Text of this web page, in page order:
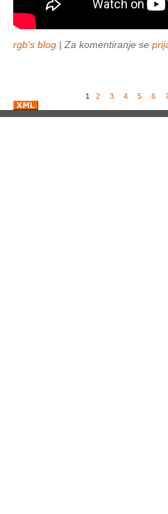
rgb's blog | Za komentiranje se
1 2 3 4 5 6